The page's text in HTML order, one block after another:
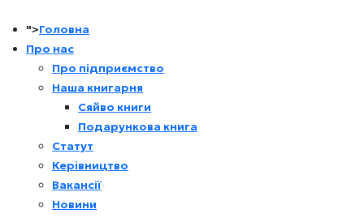
">Головна
Про нас
Про підприємство
Наша книгарня
Сяйво книги
Подарункова книга
Статут
Керівництво
Вакансії
Новини